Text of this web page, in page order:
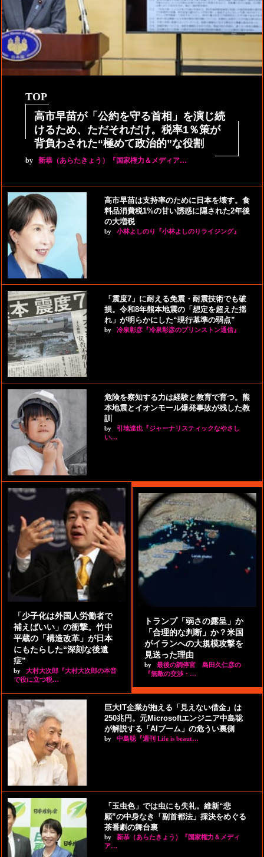
TOP
高市早苗が「公約を守る首相」を演じ続
けるため、ただそれだけ。税率1％策が
背負わされた“極めて政治的”な役割
by 新恭（あらたきょう）『国家権力＆メディア…
高市早苗は支持率のために日本を壊す。食
料品消費税1%の甘い誘惑に隠された2年後
の大増税
by 小林よしのり『小林よしのりライジング』
「震度7」に耐える免震・耐震技術でも破
損。令和8年熊本地震の「想定を超えた揺
れ」が明らかにした“現行基準の弱点”
by 冷泉彰彦『冷泉彰彦のプリンストン通信』
危険を察知する力は経験と教育で育つ。熊
本地震とイオンモール爆発事故が残した教
訓
by
引地達也『ジャーナリスティックなやさし
い…
「少子化は外国人労働者で
補えばいい」の衝撃。竹中
平蔵の「構造改革」が日本
にもたらした“深刻な後遺
症”
by
大村大次郎『大村大次郎の本音
で役に立つ税…
トランプ「弱さの露呈」か
「合理的な判断」か？米国
がイランへの大規模攻撃を
見送った理由
by
最後の調停官 島田久仁彦の
『無敵の交渉・…
巨大IT企業が抱える「見えない借金」は
250兆円。元Microsoftエンジニア中島聡
が解説する「AIブーム」の危うい裏側
by 中島聡『週刊 Life is beaut…
「玉虫色」では虫にも失礼。維新“悲
願”の中身なき「副首都法」採決をめぐる
茶番劇の舞台裏
by
新恭（あらたきょう）『国家権力＆メディ
ア…